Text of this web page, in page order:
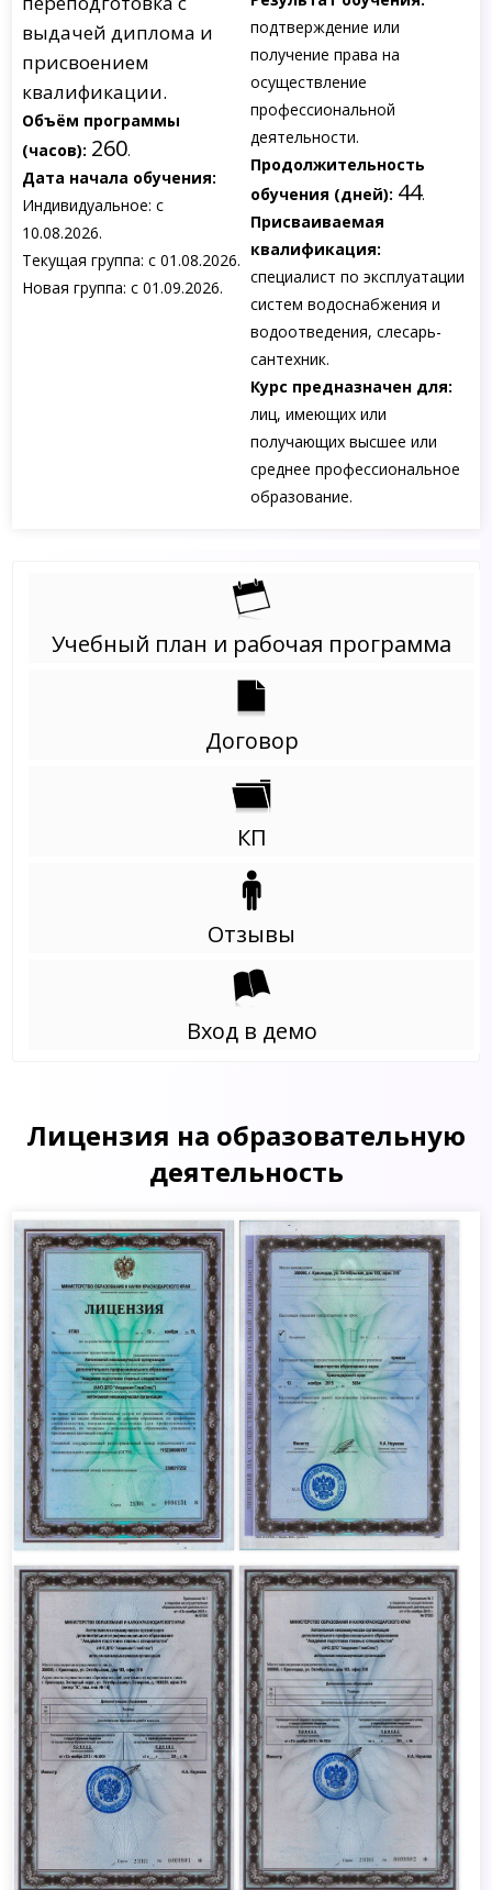
выдачей диплома и
присвоением
квалификации.
Объём программы
(часов): 260.
Дата начала обучения:
Индивидуальное: с
10.08.2026.
Текущая группа: с 01.08.2026.
Новая группа: с 01.09.2026.
подтверждение или
получение права на
осуществление
профессиональной
деятельности.
Продолжительность
обучения (дней): 44.
Присваиваемая
квалификация:
специалист по эксплуатации
систем водоснабжения и
водоотведения, слесарь-
сантехник.
Курс предназначен для:
лиц, имеющих или
получающих высшее или
среднее профессиональное
образование.
Учебный план и рабочая программа
Договор
КП
Отзывы
Вход в демо
Лицензия на образовательную
деятельность